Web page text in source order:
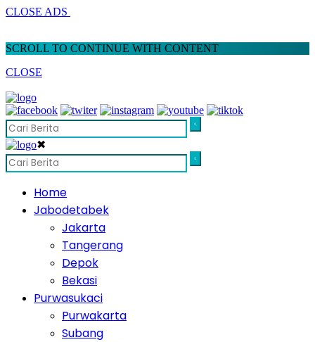
CLOSE ADS
SCROLL TO CONTINUE WITH CONTENT
CLOSE
✖
Home
Jabodetabek
Jakarta
Tangerang
Depok
Bekasi
Purwasukaci
Purwakarta
Subang